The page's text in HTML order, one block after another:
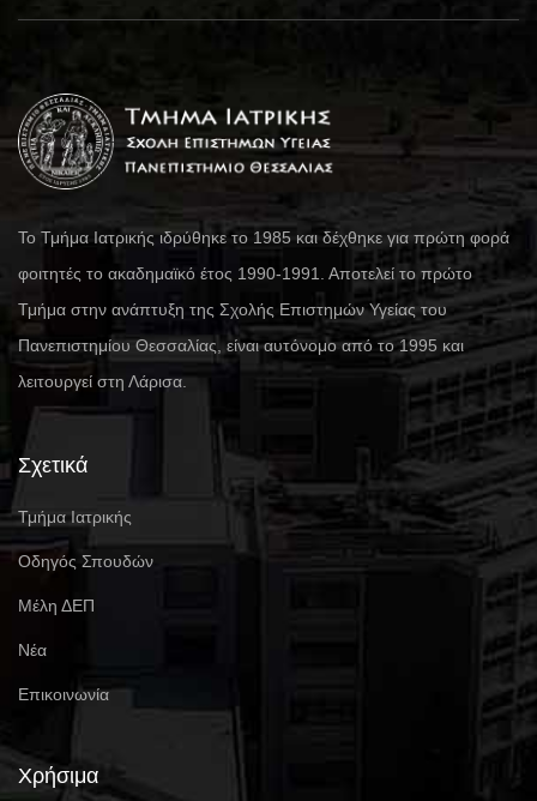
Το Τμήμα Ιατρικής ιδρύθηκε το 1985 και δέχθηκε για πρώτη φορά
φοιτητές το ακαδημαϊκό έτος 1990-1991. Αποτελεί το πρώτο
Τμήμα στην ανάπτυξη της Σχολής Επιστημών Υγείας του
Πανεπιστημίου Θεσσαλίας, είναι αυτόνομο από το 1995 και
λειτουργεί στη Λάρισα.
Σχετικά
Τμήμα Ιατρικής
Οδηγός Σπουδών
Μέλη ΔΕΠ
Νέα
Επικοινωνία
Χρήσιμα